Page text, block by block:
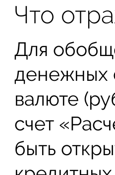
Что
Для
денежных
валюте
счет
быть